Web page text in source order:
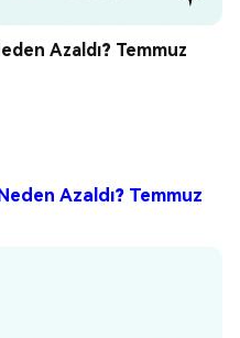
Azaldı? Temmuz
Azaldı? Temmuz